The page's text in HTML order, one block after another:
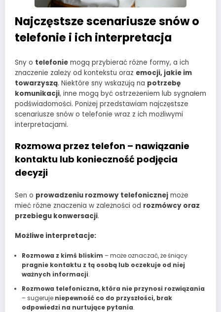
Najczęstsze scenariusze snów o
telefonie i ich interpretacja
Sny o telefonie mogą przybierać różne formy, a ich
znaczenie zależy od kontekstu oraz emocji, jakie im
towarzyszą. Niektóre sny wskazują na potrzebę
komunikacji, inne mogą być ostrzeżeniem lub sygnałem
podświadomości. Poniżej przedstawiam najczęstsze
scenariusze snów o telefonie wraz z ich możliwymi
interpretacjami.
Rozmowa przez telefon – nawiązanie
kontaktu lub konieczność podjęcia
decyzji
Sen o prowadzeniu rozmowy telefonicznej może
mieć różne znaczenia w zależności od rozmówcy oraz
przebiegu konwersacji.
Możliwe interpretacje:
Rozmowa z kimś bliskim – może oznaczać, że śniący
pragnie kontaktu z tą osobą lub oczekuje od niej
ważnych informacji.
Rozmowa telefoniczna, która nie przynosi rozwiązania
– sugeruje niepewność co do przyszłości, brak
odpowiedzi na nurtujące pytania.